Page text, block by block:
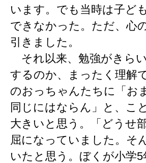
います。でも当時は子ど
できなかった。ただ、心
引きました。
それ以来、勉強がきら
するのか、まったく理解
のおっちゃんたちに「お
同じにはならん」と、こ
大きいと思う。「どうせ
屈になっていました。そ
いたと思う。ぼくが小学